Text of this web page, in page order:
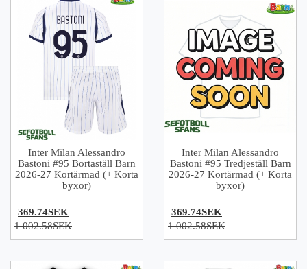
Inter Milan Alessandro
Bastoni #95 Bortaställ Barn
2026-27 Kortärmad (+ Korta
byxor)
369.74SEK
1 002.58SEK
Inter Milan Alessandro
Bastoni #95 Tredjeställ Barn
2026-27 Kortärmad (+ Korta
byxor)
369.74SEK
1 002.58SEK